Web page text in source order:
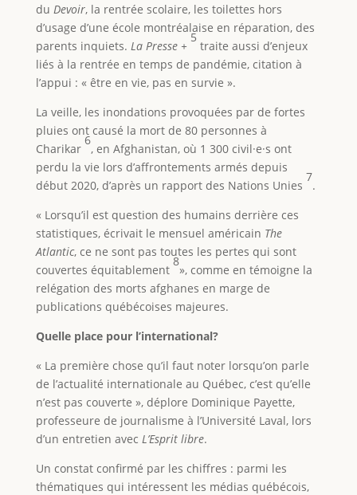
du Devoir, la rentrée scolaire, les toilettes hors
d’usage d’une école montréalaise en réparation, des
parents inquiets. La Presse +
5
traite aussi d’enjeux
liés à la rentrée en temps de pandémie, citation à
l’appui : « être en vie, pas en survie ».
La veille, les inondations provoquées par de fortes
pluies ont causé la mort de 80 personnes à
Charikar
6
, en Afghanistan, où 1 300 civil·e·s ont
perdu la vie lors d’affrontements armés depuis
début 2020, d’après un rapport des Nations Unies
7
.
« Lorsqu’il est question des humains derrière ces
statistiques, écrivait le mensuel américain The
Atlantic, ce ne sont pas toutes les pertes qui sont
couvertes équitablement
8
», comme en témoigne la
relégation des morts afghanes en marge de
publications québécoises majeures.
Quelle place pour l’international?
« La première chose qu’il faut noter lorsqu’on parle
de l’actualité internationale au Québec, c’est qu’elle
n’est pas couverte », déplore Dominique Payette,
professeure de journalisme à l’Université Laval, lors
d’un entretien avec L’Esprit libre.
Un constat confirmé par les chiffres : parmi les
thématiques qui intéressent les médias québécois,